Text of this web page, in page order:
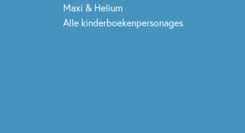
Maxi & Helium
Alle kinderboekenpersonages